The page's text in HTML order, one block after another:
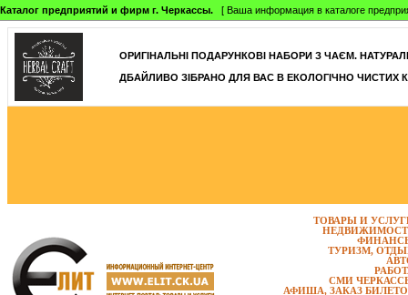
Каталог предприятий и фирм г. Черкассы. [ Ваша информация в каталоге
ОРИГІНАЛЬНІ ПОДАРУНКОВІ НАБОРИ З ЧАЄМ.
ДБАЙЛИВО ЗІБРАНО ДЛЯ ВАС В ЕКОЛОГІЧНО ЧИСТИХ
ТОВАРЫ И
ТУРИЗМ,
СМИ
АФИША, ЗАКАЗ